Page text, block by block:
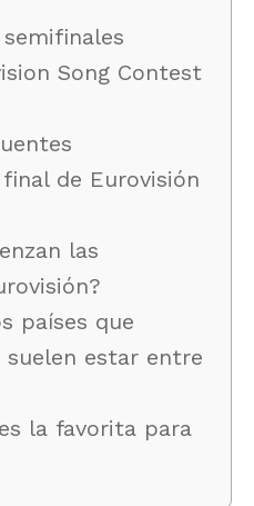
Song Contest
de Eurovisión
las
países que
estar entre
la favorita para